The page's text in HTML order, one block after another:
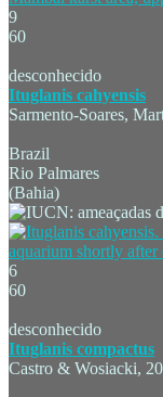
9
60
desconhecido
Ituglanis cahyensis
Sarmento-Soares,
Brazil
Rio Palmares
(Bahia)
6
60
desconhecido
Ituglanis compactus
Castro & Wosiacki,